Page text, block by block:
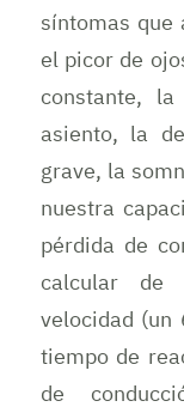
síntomas que
el picor de
constante,
asiento, la
grave, la
nuestra
pérdida de
calcular de
velocidad (un
tiempo de
de